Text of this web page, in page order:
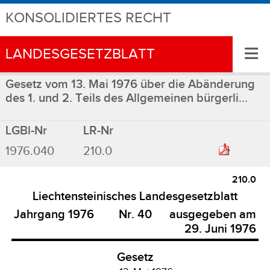
KONSOLIDIERTES RECHT
LANDESGESETZBLATT ≡
Gesetz vom 13. Mai 1976 über die Abänderung
des 1. und 2. Teils des Allgemeinen bürgerli...
LGBl-Nr
LR-Nr
1976.040
210.0